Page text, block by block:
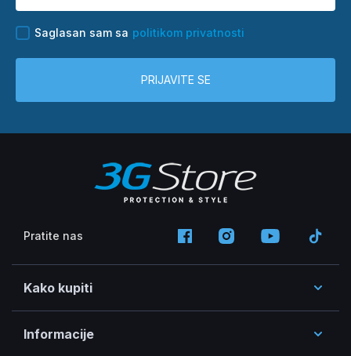
Saglasan sam sa politikom privatnosti
PRIJAVITE SE
Pratite nas
Kako kupiti
Informacije